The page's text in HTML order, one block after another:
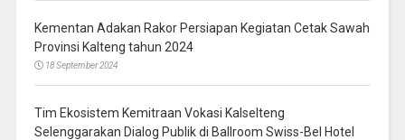
Kementan Adakan Rakor Persiapan Kegiatan Cetak Sawah
Provinsi Kalteng tahun 2024
18 September 2024
Tim Ekosistem Kemitraan Vokasi Kalselteng
Selenggarakan Dialog Publik di Ballroom Swiss-Bel Hotel